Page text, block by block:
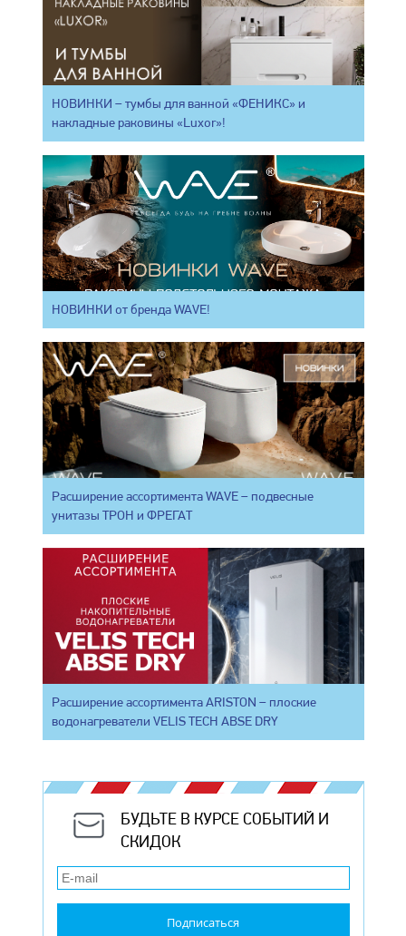
НОВИНКИ – тумбы для ванной «ФЕНИКС» и
накладные раковины «Luxor»!
НОВИНКИ от бренда WAVE!
Расширение ассортимента WAVE – подвесные
унитазы ТРОН и ФРЕГАТ
Расширение ассортимента ARISTON – плоские
водонагреватели VELIS TECH ABSE DRY
БУДЬТЕ В КУРСЕ СОБЫТИЙ И
СКИДОК
Подписаться